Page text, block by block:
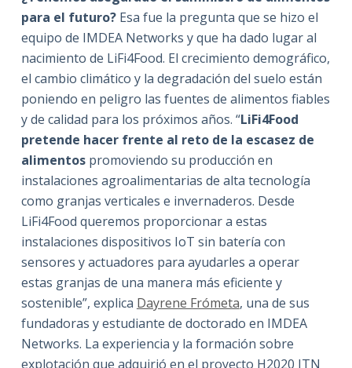
para el futuro?Esa fue la pregunta que se hizo el
equipo de IMDEA Networks y que ha dado lugar al
nacimiento de LiFi4Food. El crecimiento demográfico,
el cambio climático y la degradación del suelo están
poniendo en peligro las fuentes de alimentos fiables
y de calidad para los próximos años. “LiFi4Food
pretende hacer frente al reto de la escasez de
alimentospromoviendo su producción en
instalaciones agroalimentarias de alta tecnología
como granjas verticales e invernaderos. Desde
LiFi4Food queremos proporcionar a estas
instalaciones dispositivos IoT sin batería con
sensores y actuadores para ayudarles a operar
estas granjas de una manera más eficiente y
sostenible”, explica Dayrene Frómeta, una de sus
fundadoras y estudiante de doctorado en IMDEA
Networks. La experiencia y la formación sobre
explotación que adquirió en el proyecto H2020 ITN